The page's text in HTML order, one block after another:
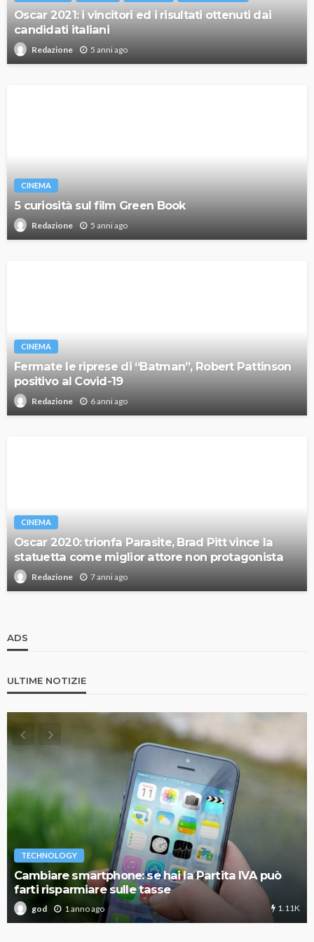
Oscar 2021: i vincitori ed i risultati ottenuti dai
candidati italiani
Redazione 5 anni ago
CINEMA
5 curiosità sul film Green Book
Redazione 5 anni ago
CINEMA
Fermate le riprese di “Batman”, Robert Pattinson
positivo al Covid-19
Redazione 6 anni ago
CINEMA
Oscar 2020: trionfa Parasite, Brad Pitt vince la
statuetta come miglior attore non protagonista
Redazione 7 anni ago
ADS
ULTIME NOTIZIE
TECHNOLOGY
Cambiare smartphone: se hai la Partita IVA può
farti risparmiare sulle tasse
god 1 anno ago 1.11K